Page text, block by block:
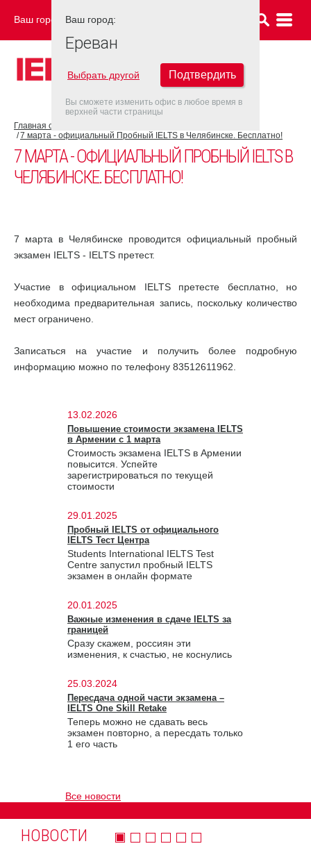
Ваш город: ЕРЕВАН
Главная страница
7 марта - официальный Пробный IELTS в Челябинске. Бесплатно!
7 МАРТА - ОФИЦИАЛЬНЫЙ ПРОБНЫЙ IELTS В
ЧЕЛЯБИНСКЕ. БЕСПЛАТНО!
7 марта в Челябинске проводится официальный пробный
экзамен IELTS - IELTS претест.
Участие в официальном IELTS претесте бесплатно, но
необходима предварительная запись, поскольку количество
мест ограничено.
Записаться на участие и получить более подробную
информацию можно по телефону 83512611962.
13.02.2026
Повышение стоимости экзамена IELTS
в Армении с 1 марта
Стоимость экзамена IELTS в Армении
повысится. Успейте
зарегистрироваться по текущей
стоимости
29.01.2025
Пробный IELTS от официального
IELTS Тест Центра
Students International IELTS Test
Centre запустил пробный IELTS
экзамен в онлайн формате
20.01.2025
Важные изменения в сдаче IELTS за
границей
Сразу скажем, россиян эти
изменения, к счастью, не коснулись
25.03.2024
Пересдача одной части экзамена –
IELTS One Skill Retake
Теперь можно не сдавать весь
экзамен повторно, а пересдать только
1 его часть
Все новости
НОВОСТИ
Ваш город:
Ереван
Выбрать другой Подтвердить
Вы сможете изменить офис в любое время в
верхней части страницы